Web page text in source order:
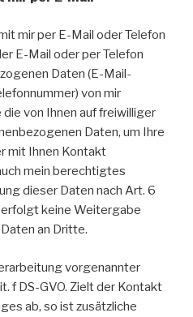
mir per E-Mail oder Telefon
E-Mail oder per Telefon
Daten (E-Mail-
von mir
von Ihnen auf freiwilliger
Daten, um Ihre
mit Ihnen Kontakt
mein berechtigtes
dieser Daten nach Art. 6
erfolgt keine Weitergabe
an Dritte.
vorgenannter
f DS-GVO. Zielt der Kontakt
ab, so ist zusätzliche